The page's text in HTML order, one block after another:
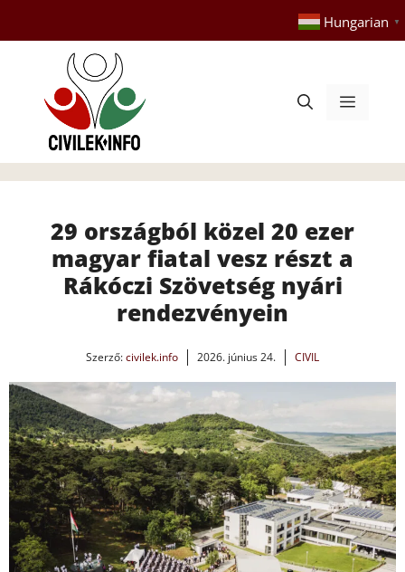
tartalomba
Hungarian ▼
Menü
29 országból közel 20 ezer
magyar fiatal vesz részt a
Rákóczi Szövetség nyári
rendezvényein
Szerző:civilek.info 2026. június 24. CIVIL